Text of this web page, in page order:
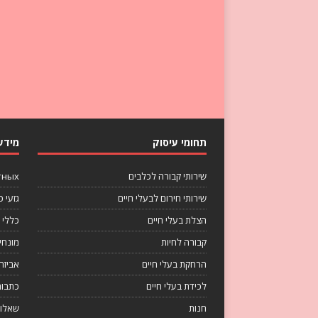
תחומי עיסוק
שירותי קבורה לכלבים
שירותי חירום לבעלי חיים
הצלת בעלי חיים
קבורה לחיות
הרחקת בעלי חיים
לכידת בעלי חיים
חנות
גזעי
כללי